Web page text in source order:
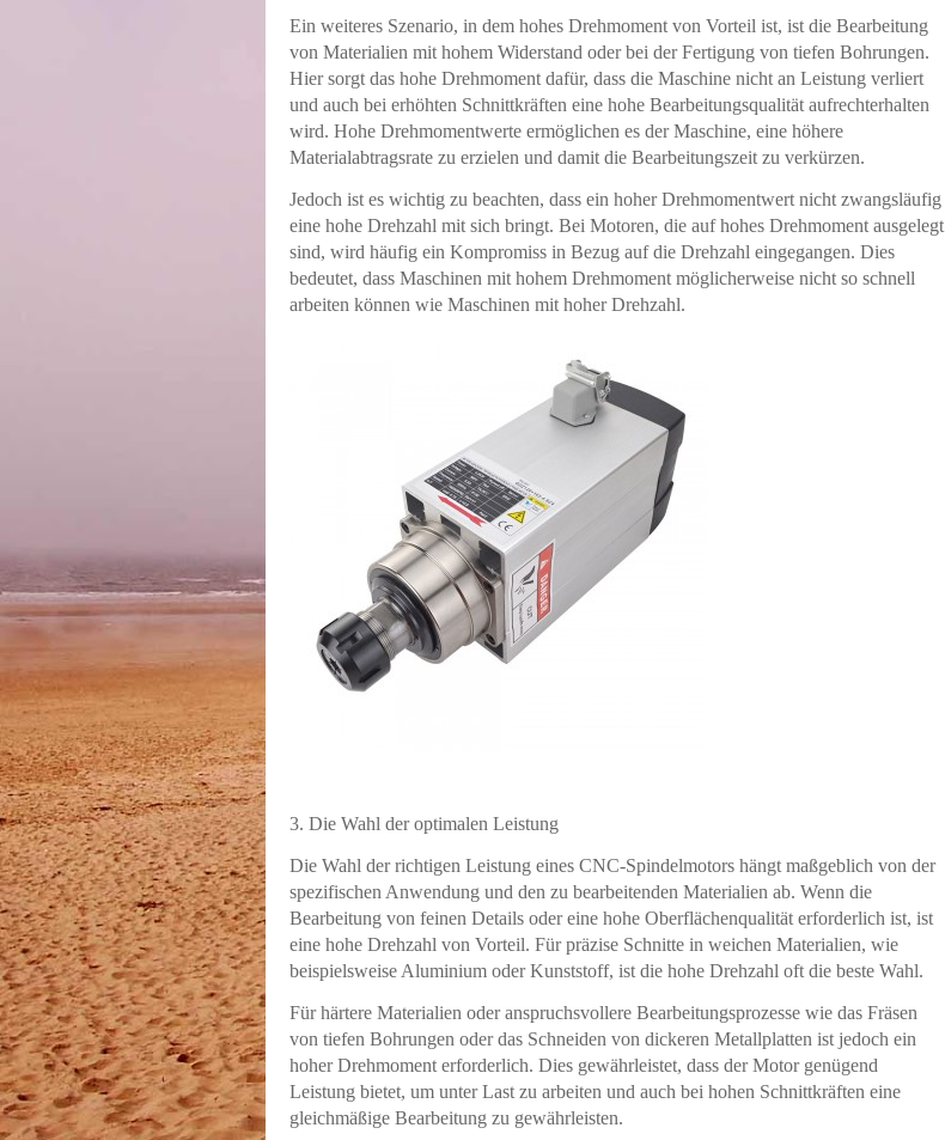
Ein weiteres Szenario, in dem hohes Drehmoment von Vorteil ist, ist die Bearbeitung
von Materialien mit hohem Widerstand oder bei der Fertigung von tiefen Bohrungen.
Hier sorgt das hohe Drehmoment dafür, dass die Maschine nicht an Leistung verliert
und auch bei erhöhten Schnittkräften eine hohe Bearbeitungsqualität aufrechterhalten
wird. Hohe Drehmomentwerte ermöglichen es der Maschine, eine höhere
Materialabtragsrate zu erzielen und damit die Bearbeitungszeit zu verkürzen.
Jedoch ist es wichtig zu beachten, dass ein hoher Drehmomentwert nicht zwangsläufig
eine hohe Drehzahl mit sich bringt. Bei Motoren, die auf hohes Drehmoment ausgelegt
sind, wird häufig ein Kompromiss in Bezug auf die Drehzahl eingegangen. Dies
bedeutet, dass Maschinen mit hohem Drehmoment möglicherweise nicht so schnell
arbeiten können wie Maschinen mit hoher Drehzahl.
3. Die Wahl der optimalen Leistung
Die Wahl der richtigen Leistung eines CNC-Spindelmotors hängt maßgeblich von der
spezifischen Anwendung und den zu bearbeitenden Materialien ab. Wenn die
Bearbeitung von feinen Details oder eine hohe Oberflächenqualität erforderlich ist, ist
eine hohe Drehzahl von Vorteil. Für präzise Schnitte in weichen Materialien, wie
beispielsweise Aluminium oder Kunststoff, ist die hohe Drehzahl oft die beste Wahl.
Für härtere Materialien oder anspruchsvollere Bearbeitungsprozesse wie das Fräsen
von tiefen Bohrungen oder das Schneiden von dickeren Metallplatten ist jedoch ein
hoher Drehmoment erforderlich. Dies gewährleistet, dass der Motor genügend
Leistung bietet, um unter Last zu arbeiten und auch bei hohen Schnittkräften eine
gleichmäßige Bearbeitung zu gewährleisten.